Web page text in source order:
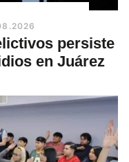
persiste
en Juárez